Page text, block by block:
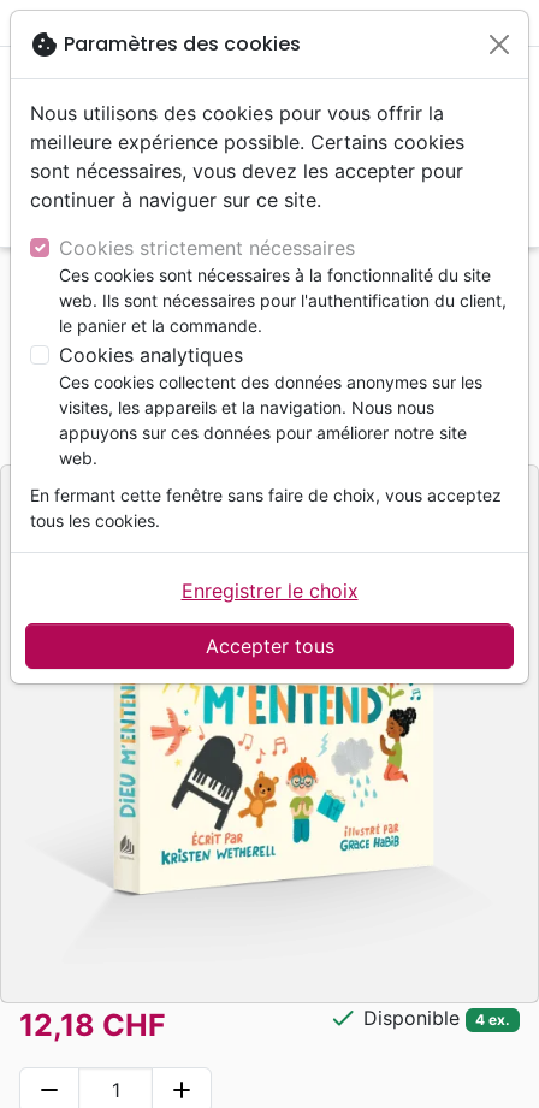
menu
Accueil Jeunesse 0 - 6 ans Dieu m'entend
Dieu m'entend
WETHERELL K., HABIB G.
Référence BLF7033 EAN9782386570339
EditeurBLF Éditions
12,18 CHF check Disponible 4 ex.
remove add
cookie Paramètres des cookies
Nous utilisons des cookies pour vous offrir la
meilleure expérience possible. Certains cookies
sont nécessaires, vous devez les accepter pour
continuer à naviguer sur ce site.
Cookies strictement nécessaires
Ces cookies sont nécessaires à la fonctionnalité du site
web. Ils sont nécessaires pour l'authentification du client,
le panier et la commande.
Cookies analytiques
Ces cookies collectent des données anonymes sur les
visites, les appareils et la navigation. Nous nous
appuyons sur ces données pour améliorer notre site
web.
En fermant cette fenêtre sans faire de choix, vous acceptez
tous les cookies.
Accepter tous
Enregistrer le choix